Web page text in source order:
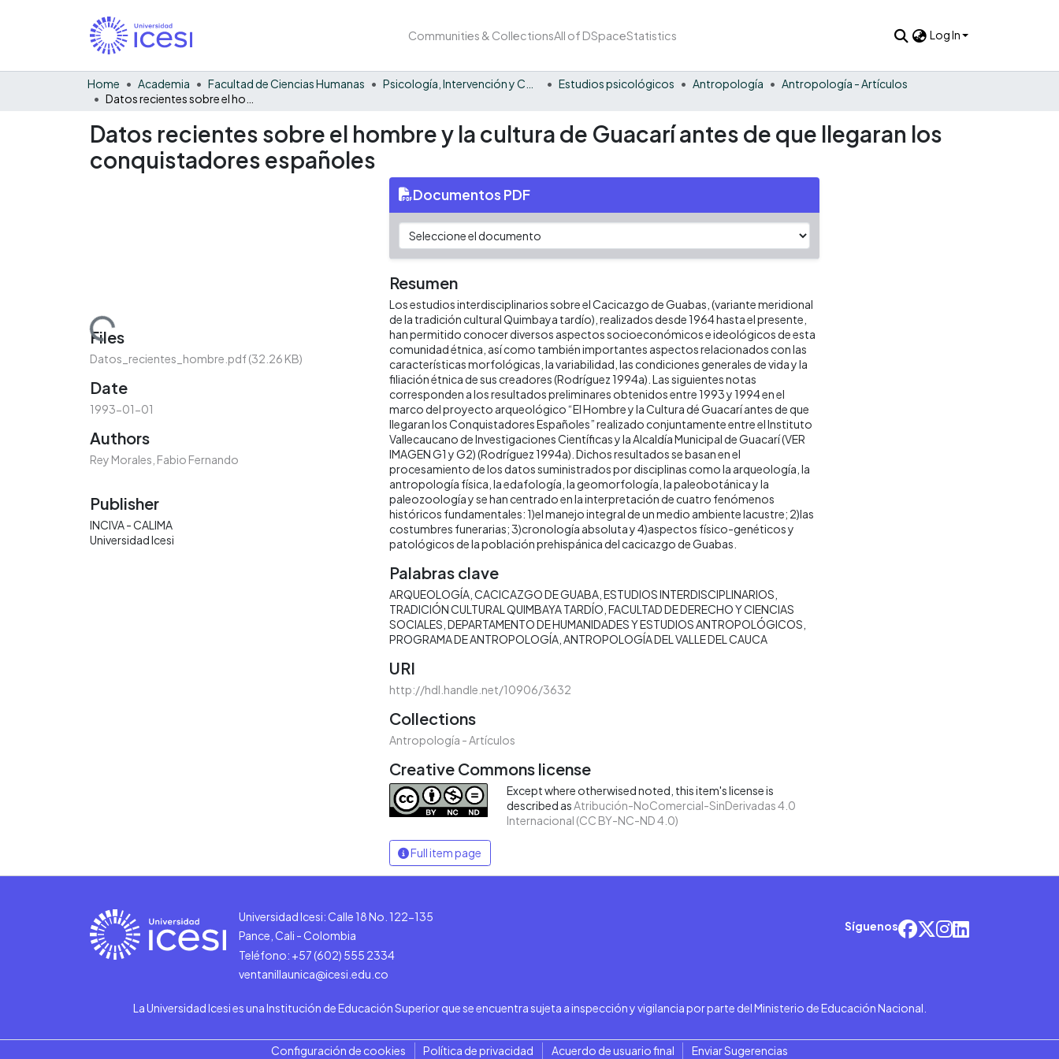
Communities & CollectionsAll of DSpaceStatistics Log In
Home Academia Facultad de Ciencias Humanas Estudios psicológicos Antropología
Antropología - Artículos
Datos recientes sobre el hombre y la cultura de Guacarí antes de que llegaran los
conquistadores españoles
Loading...
Files
Datos_recientes_hombre.pdf(32.26 KB)
Date
1993-01-01
Authors
Rey Morales, Fabio Fernando
Publisher
INCIVA - CALIMA
Universidad Icesi
Documentos PDF
Resumen
Los estudios interdisciplinarios sobre el Cacicazgo de Guabas, (variante meridional
de la tradición cultural Quimbaya tardío), realizados desde 1964 hasta el presente,
han permitido conocer diversos aspectos socioeconómicos e ideológicos de esta
comunidad étnica, así como también importantes aspectos relacionados con las
características morfológicas, la variabilidad, las condiciones generales de vida y la
filiación étnica de sus creadores (Rodríguez 1994a). Las siguientes notas
corresponden a los resultados preliminares obtenidos entre 1993 y 1994 en el
marco del proyecto arqueológico “El Hombre y la Cultura dé Guacarí antes de que
llegaran los Conquistadores Españoles” realizado conjuntamente entre el Instituto
Vallecaucano de Investigaciones Científicas y la Alcaldía Municipal de Guacarí (VER
IMAGEN G1 y G2) (Rodríguez 1994a). Dichos resultados se basan en el
procesamiento de los datos suministrados por disciplinas como la arqueología, la
antropología física, la edafología, la geomorfología, la paleobotánica y la
paleozoología y se han centrado en la interpretación de cuatro fenómenos
históricos fundamentales: 1)el manejo integral de un medio ambiente lacustre; 2)las
costumbres funerarias; 3)cronología absoluta y 4)aspectos físico-genéticos y
patológicos de la población prehispánica del cacicazgo de Guabas.
Palabras clave
ARQUEOLOGÍA CACICAZGO DE GUABA ESTUDIOS INTERDISCIPLINARIOS
TRADICIÓN CULTURAL QUIMBAYA TARDÍO FACULTAD DE DERECHO Y CIENCIAS
SOCIALES DEPARTAMENTO DE HUMANIDADES Y ESTUDIOS ANTROPOLÓGICOS
PROGRAMA DE ANTROPOLOGÍA ANTROPOLOGÍA DEL VALLE DEL CAUCA
URI
http://hdl.handle.net/10906/3632
Collections
Antropología - Artículos
Creative Commons license
Except where otherwised noted, this item's license is
described as Atribución-NoComercial-SinDerivadas 4.0
Internacional (CC BY-NC-ND 4.0)
Full item page
Universidad Icesi: Calle 18 No. 122-135
Pance, Cali - Colombia
Teléfono: +57 (602) 555 2334
ventanillaunica@icesi.edu.co
Síguenos
La Universidad Icesi es una Institución de Educación Superior que se encuentra sujeta a inspección y vigilancia por parte del Ministerio de Educación Nacional.
Configuración de cookies Política de privacidad Acuerdo de usuario final Enviar Sugerencias